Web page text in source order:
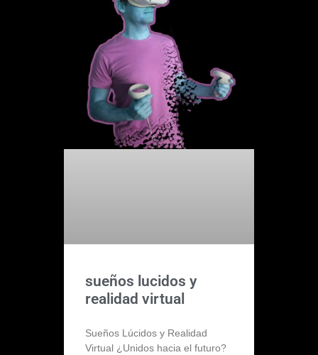
sueños lucidos y
realidad virtual
Sueños Lúcidos y Realidad
Virtual ¿Unidos hacia el futuro?